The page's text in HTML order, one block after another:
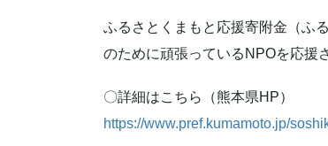
ふるさとくまもと応援寄附金（ふ
のために頑張っているNPOを応援
〇詳細はこちら（熊本県HP）
https://www.pref.kumamoto.jp/